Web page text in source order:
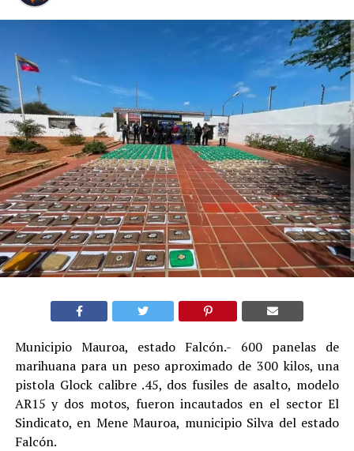
Municipio Mauroa, estado Falcón.- 600 panelas de
marihuana para un peso aproximado de 300 kilos, una
pistola Glock calibre .45, dos fusiles de asalto, modelo
AR15 y dos motos, fueron incautados en el sector El
Sindicato, en Mene Mauroa, municipio Silva del estado
Falcón.